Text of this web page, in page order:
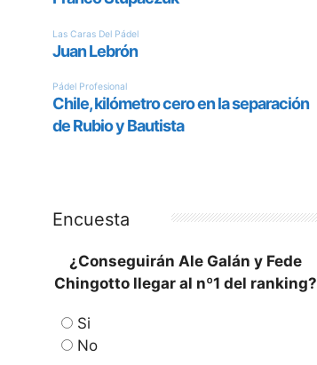
Encuesta
¿Conseguirán Ale Galán y Fede
Chingotto llegar al nº1 del ranking?
Si
No